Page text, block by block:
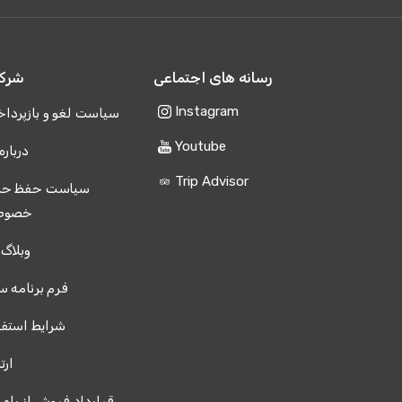
سیاست لغو و
سیاست حفظ
فرم برنامه
شرایط
رسانه های اجتماعی
Instagram
Youtube
Trip Advisor